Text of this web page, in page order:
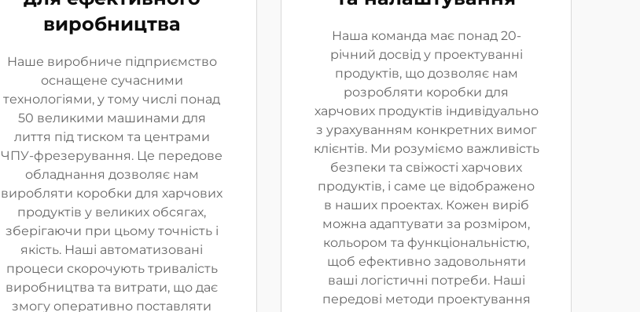
виробництва
Наше виробниче підприємство
оснащене сучасними
технологіями, у тому числі понад
50 великими машинами для
лиття під тиском та центрами
ЧПУ-фрезерування. Це передове
обладнання дозволяє нам
виробляти коробки для харчових
продуктів у великих обсягах,
зберігаючи при цьому точність і
якість. Наші автоматизовані
процеси скорочують тривалість
виробництва та витрати, що дає
змогу оперативно поставляти
Наша команда має понад 20-
річний досвід у проектуванні
продуктів, що дозволяє нам
розробляти коробки для
харчових продуктів індивідуально
з урахуванням конкретних вимог
клієнтів. Ми розуміємо важливість
безпеки та свіжості харчових
продуктів, і саме це відображено
в наших проектах. Кожен виріб
можна адаптувати за розміром,
кольором та функціональністю,
щоб ефективно задовольняти
ваші логістичні потреби. Наші
передові методи проектування